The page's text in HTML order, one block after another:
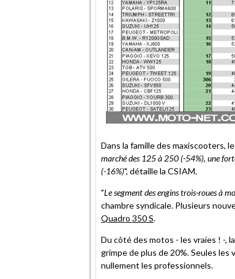
Dans la famille des maxiscooters,
marché des 125 à 250 (-54%), une
(-16%)", détaille la CSIAM.
"Le segment des engins trois-roues à
chambre syndicale. Plusieurs
Quadro 350 S.
Du côté des motos - les vraies ! -,
grimpe de plus de 20%. Seules
nullement les professionnels.